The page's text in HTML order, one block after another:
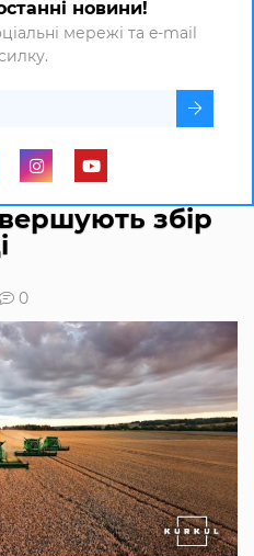
новини!
мережі та e-mail
збір
0